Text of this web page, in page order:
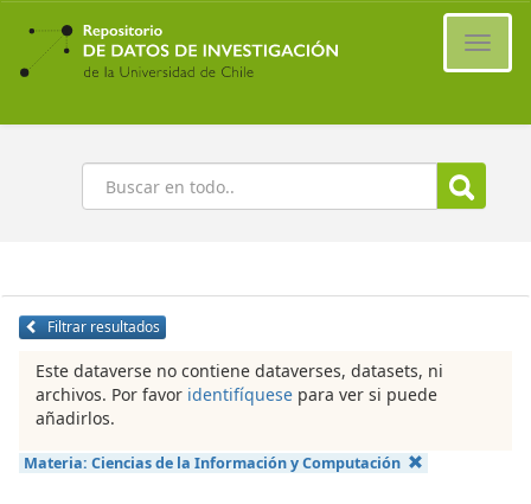
Ir
contenido
principal
Buscar
Filtrar resultados
Este dataverse no contiene dataverses, datasets, ni
archivos. Por favor identifíquese para ver si puede
añadirlos.
Materia: Ciencias de la Información y Computación